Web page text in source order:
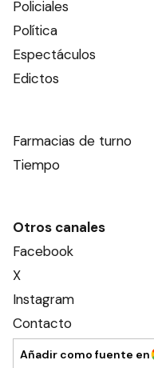
Policiales
Política
Espectáculos
Edictos
Farmacias de turno
Tiempo
Otros canales
Facebook
X
Instagram
Contacto
Añadir como fuente en